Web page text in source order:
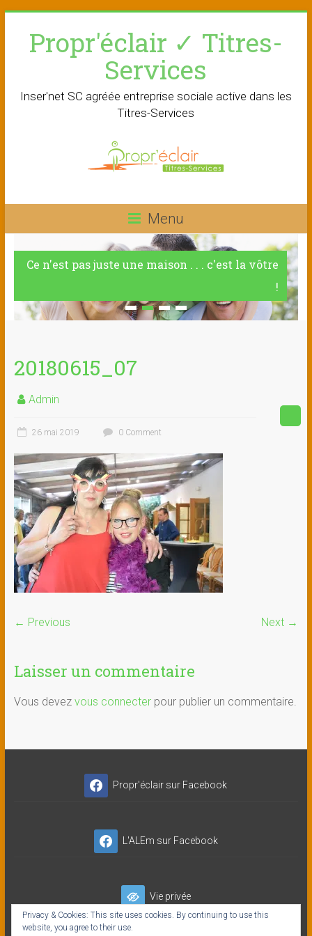
contentPropr'éclair ✓ Titres-
Services
Inser'net SC agréée entreprise sociale active dans les
Titres-Services
Menu
Ce n'est pas juste une maison . . . c'est la vôtre
!
20180615_07
Admin
26 mai 2019 0 Comment
← Previous Next →
Laisser un commentaire
Vous devez vous connecterpour publier un commentaire.
Propr'éclair sur Facebook
L'ALEm sur Facebook
Vie privée
Privacy & Cookies: This site uses cookies. By continuing to use this
website, you agree to their use.